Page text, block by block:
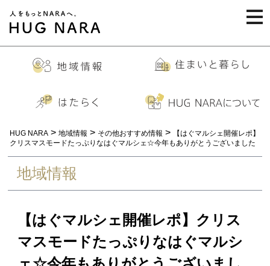
HUG NARA > 地域情報 > その他おすすめ情報 >
【はぐマルシェ開催レポ】
クリスマスモードたっぷりなはぐマルシェ☆今年もありがとうございました
地域情報
【はぐマルシェ開催レポ】クリス
マスモードたっぷりなはぐマルシ